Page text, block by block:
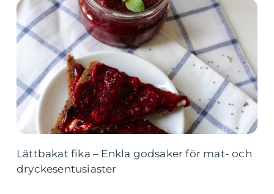
Lättbakat fika – Enkla godsaker för mat- och
dryckesentusiaster